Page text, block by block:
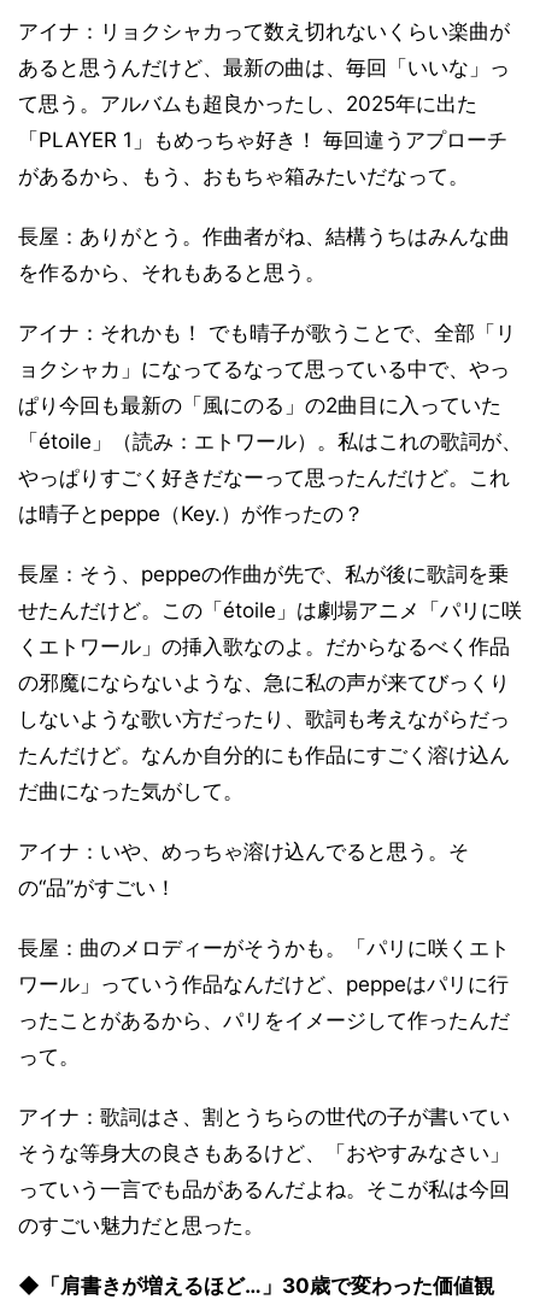
アイナ：リョクシャカって数え切れないくらい楽曲が
あると思うんだけど、最新の曲は、毎回「いいな」っ
て思う。アルバムも超良かったし、2025年に出た
「PLAYER 1」もめっちゃ好き！ 毎回違うアプローチ
があるから、もう、おもちゃ箱みたいだなって。
長屋：ありがとう。作曲者がね、結構うちはみんな曲
を作るから、それもあると思う。
アイナ：それかも！ でも晴子が歌うことで、全部「リ
ョクシャカ」になってるなって思っている中で、やっ
ぱり今回も最新の「風にのる」の2曲目に入っていた
「étoile」（読み：エトワール）。私はこれの歌詞が、
やっぱりすごく好きだなーって思ったんだけど。これ
は晴子とpeppe（Key.）が作ったの？
長屋：そう、peppeの作曲が先で、私が後に歌詞を乗
せたんだけど。この「étoile」は劇場アニメ「パリに咲
くエトワール」の挿入歌なのよ。だからなるべく作品
の邪魔にならないような、急に私の声が来てびっくり
しないような歌い方だったり、歌詞も考えながらだっ
たんだけど。なんか自分的にも作品にすごく溶け込ん
だ曲になった気がして。
アイナ：いや、めっちゃ溶け込んでると思う。そ
の“品”がすごい！
長屋：曲のメロディーがそうかも。「パリに咲くエト
ワール」っていう作品なんだけど、peppeはパリに行
ったことがあるから、パリをイメージして作ったんだ
って。
アイナ：歌詞はさ、割とうちらの世代の子が書いてい
そうな等身大の良さもあるけど、「おやすみなさい」
っていう一言でも品があるんだよね。そこが私は今回
のすごい魅力だと思った。
◆「肩書きが増えるほど…」30歳で変わった価値観